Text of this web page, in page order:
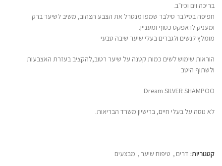
בריכה וים וכיו"ב.
חפיפה בסילבר סילבר שמפו מנטרל את הצבע הצהוב, משיב לשיער ברק
ומעניק לו אפקט כסוף ומעניין.
מומלץ לנשים ולגברים בעלי שיער שיבה טבעי
הוראות שימוש לשים כמות קטנה על שיער רטוב,להקציב בעזרת האצבעות
ולשתוף היטב
Dream SILVER SHAMPOO
לא נוסה על בעלי חיים, ברישיון משרד הבריאות.
קטגוריות: דרים , טיפוח שיער , מבצעים